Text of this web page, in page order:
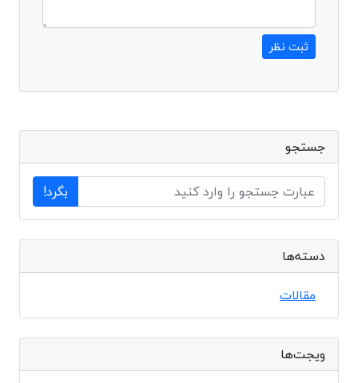
ثبت نظر
جستجو
بگرد!
دسته‌ها
مقالات
ویجت‌ها